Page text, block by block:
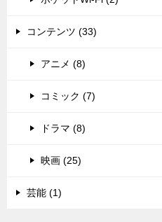
コンテンツ (33)
アニメ (8)
コミック (7)
ドラマ (8)
映画 (25)
芸能 (1)